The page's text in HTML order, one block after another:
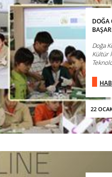
22
DOĞA
Doğa
Kültür